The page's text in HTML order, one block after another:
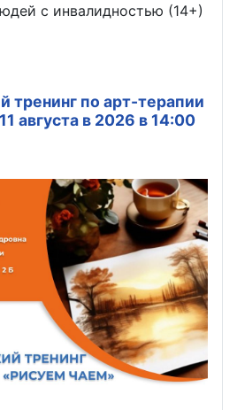
с инвалидностью (14+)
тренинг по арт-терапии
августа в 2026 в 14:00